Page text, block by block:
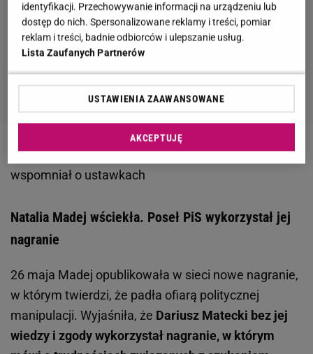
Zobacz wideoCzarzasty nawiązał do filmu Furioza i
wspomniał o ustawkach
Natalia Madej wściekła. Poseł PiS wykorzystał jej
nagranie
26 maja Madej opublikowała w sieci nowe nagranie,
w którym twierdzi, że padła ofiarą politycznej
manipulacji. Wyjaśniła, że Dariusz Matecki bez jej
wiedzy i zgody wykorzystał nagranie, w którym
identyfikacji. Przechowywanie informacji na urządzeniu lub
dostęp do nich. Spersonalizowane reklamy i treści, pomiar
reklam i treści, badnie odbiorców i ulepszanie usług.
Lista Zaufanych Partnerów
USTAWIENIA ZAAWANSOWANE
AKCEPTUJĘ